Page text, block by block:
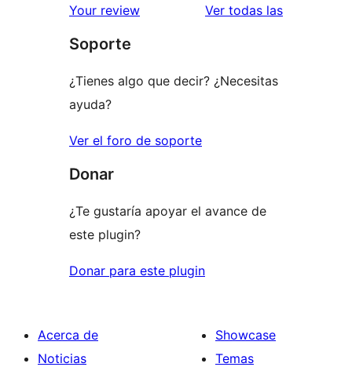
Your review Ver todas lasreseñas
Soporte
¿Tienes algo que decir? ¿Necesitas
ayuda?
Ver el foro de soporte
Donar
¿Te gustaría apoyar el avance de
este plugin?
Donar para este plugin
Acerca de
Noticias
Showcase
Temas